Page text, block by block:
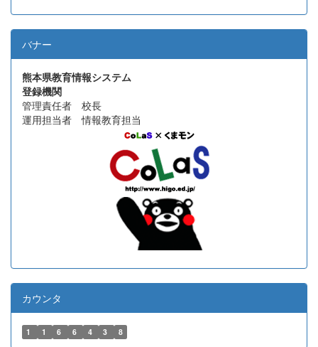
バナー
熊本県教育情報システム
登録機関
管理責任者 校長
運用担当者 情報教育担当
カウンタ
1 1 6 6 4 3 8